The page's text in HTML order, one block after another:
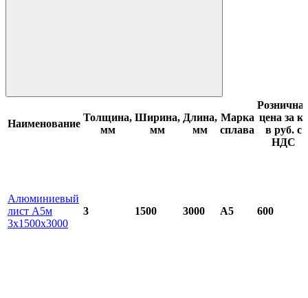
Наименование
Толщина,
мм
Ширина,
мм
Длина,
мм
Марка
сплава
цена за кг
в руб. с
НДС
Алюминиевый
лист А5м
3х1500х3000
3 1500 3000 А5 600